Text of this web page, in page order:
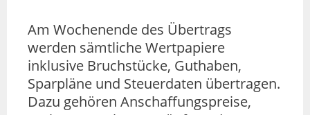
Am Wochenende des Übertrags
werden sämtliche Wertpapiere
inklusive Bruchstücke, Guthaben,
Sparpläne und Steuerdaten übertragen.
Dazu gehören Anschaffungspreise,